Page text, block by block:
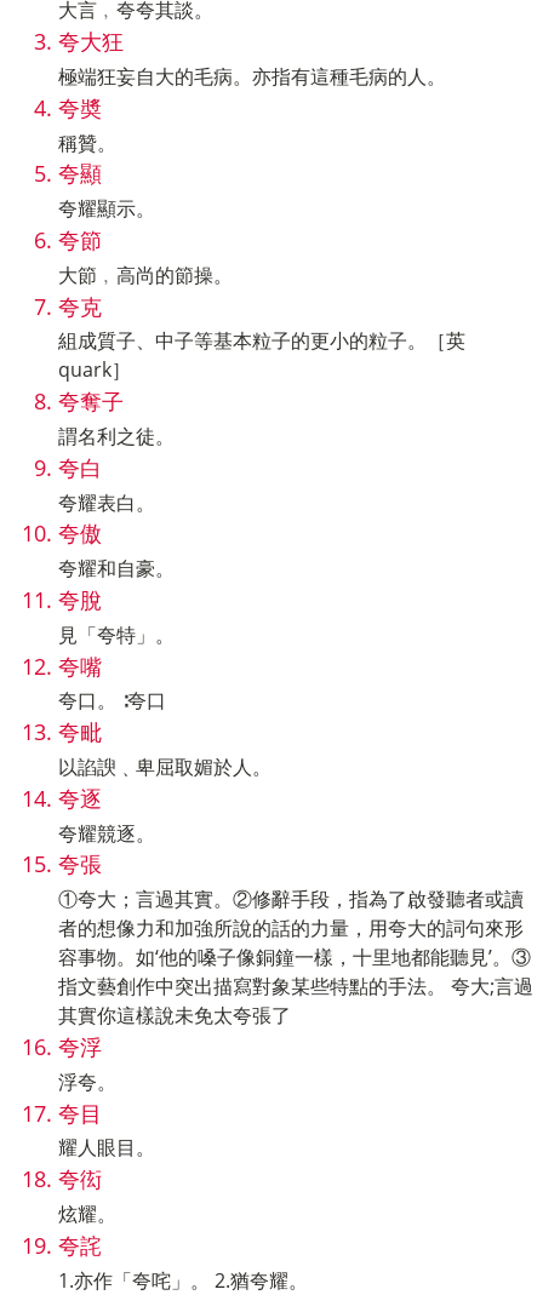
大言﹐夸夸其談。
夸大狂
極端狂妄自大的毛病。亦指有這種毛病的人。
夸奬
稱贊。
夸顯
夸耀顯示。
夸節
大節﹐高尚的節操。
夸克
組成質子、中子等基本粒子的更小的粒子。［英
quark］
夸奪子
謂名利之徒。
夸白
夸耀表白。
夸傲
夸耀和自豪。
夸脫
見「夸特」。
夸嘴
夸口。 ∶夸口
夸毗
以諂諛﹑卑屈取媚於人。
夸逐
夸耀競逐。
夸張
①夸大；言過其實。②修辭手段，指為了啟發聽者或讀
者的想像力和加強所說的話的力量，用夸大的詞句來形
容事物。如‘他的嗓子像銅鐘一樣，十里地都能聽見’。③
指文藝創作中突出描寫對象某些特點的手法。 夸大;言過
其實你這樣說未免太夸張了
夸浮
浮夸。
夸目
耀人眼目。
夸衒
炫耀。
夸詫
1.亦作「夸咤」。 2.猶夸耀。